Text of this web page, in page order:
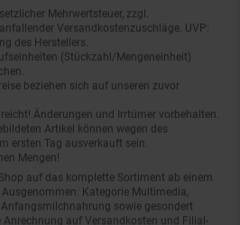
Mehrwertsteuer, zzgl.
Versandkostenzuschläge. UVP:
des Herstellers.
(Stückzahl/Mengeneinheit)
beziehen sich auf unseren zuvor
Änderungen und Irrtümer vorbehalten.
Artikel können wegen des
ersten Tag ausverkauft sein.
Mengen!
auf das komplette Sortiment ab einem
Kategorie Multimedia,
Anfangsmilchnahrung sowie gesondert
Anrechnung auf Versandkosten und Filial-